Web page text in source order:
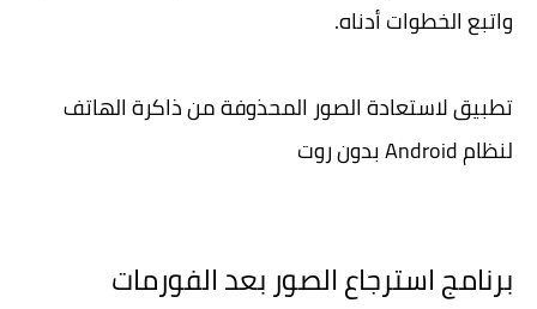
واتبع الخطوات أدناه.
تطبيق لاستعادة الصور المحذوفة من ذاكرة الهاتف
لنظام Android بدون روت
برنامج استرجاع الصور بعد الفورمات